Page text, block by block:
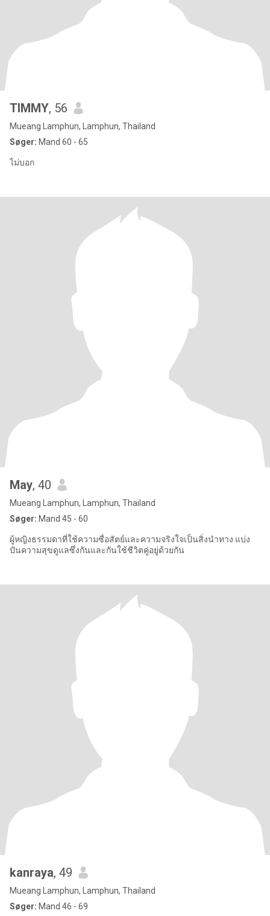
TIMMY, 56
Mueang Lamphun, Lamphun, Thailand
Søger: Mand 60 - 65
ไม่บอก
May, 40
Mueang Lamphun, Lamphun, Thailand
Søger: Mand 45 - 60
ผู้หญิงธรรมดาที่ใช้ความซื่อสัตย์และความจริงใจเป็นสิ่งนำทาง แบ่ง
ปันความสุขดูแลซึ่งกันและกันใช้ชีวิตคู่อยู่ด้วยกัน
kanraya, 49
Mueang Lamphun, Lamphun, Thailand
Søger: Mand 46 - 69